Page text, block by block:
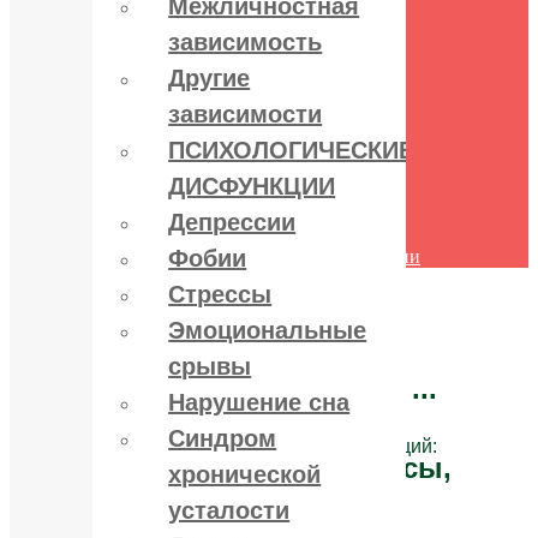
поведения
Межличностная зависимость
ПСИХОЛОГИЧЕСКИЕ
ДИСФУНКЦИИ
Депрессии
Фобии
Эмоциональные срывы
Нарушение сна
Синдром хронической усталости
Другие психологические дисфункции
Лечение зависимостей:
алко, нарко, игро ...
и психологических дисфункций:
депрессии, стрессы,
фобии ...
Межличностная
зависимость
Другие
зависимости
ПСИХОЛОГИЧЕСКИЕ
ДИСФУНКЦИИ
Депрессии
Фобии
Стрессы
Эмоциональные
срывы
Нарушение сна
Синдром
хронической
усталости